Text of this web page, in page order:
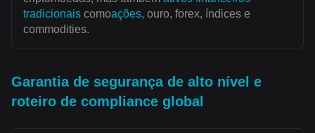
tradicionais comoações, ouro, forex, índices e
commodities.
Garantia de segurança de alto nível e
roteiro de compliance global